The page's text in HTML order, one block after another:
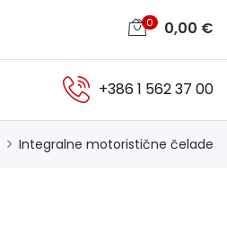
0 0,00 €
+386 1 562 37 00
Integralne motoristične čelade